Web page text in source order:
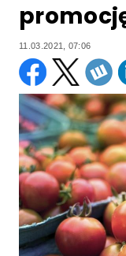
11.03.2021, 07:06